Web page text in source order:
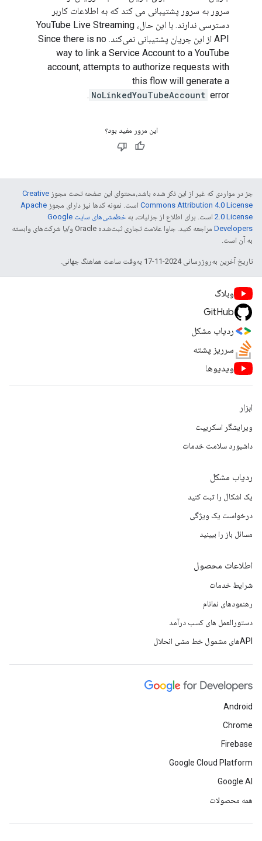
سرور به سرور پشتیبانی می کند که به اطلاعات کاربر
دسترسی ندارند. با این حال، YouTube Live Streaming
API از این جریان پشتیبانی نمی‌کند. Since there is no
way to link a Service Account to a YouTube
account, attempts to authorize requests with
this flow will generate a
NoLinkedYouTubeAccount error.
این مرور مفید بود؟
جز در مواردی که غیر از این ذکر شده باشد،‌محتوای این صفحه تحت مجوز Creative
Commons Attribution 4.0 License است. نمونه کدها نیز دارای مجوز Apache
2.0 License است. برای اطلاع از جزئیات، به
خطمشی‌های سایت Google
Developers‏
مراجعه کنید. جاوا علامت تجاری ثبت‌شده Oracle و/یا شرکت‌های وابسته
به آن است.
تاریخ آخرین به‌روزرسانی 2024-11-17 به‌وقت ساعت هماهنگ جهانی.
وبلاگ
GitHub
ردیاب مشکل
سرریز پشته
ویدیوها
ابزار
ویرایشگر اسکریپت
داشبورد سلامت خدمات
ردیاب مشکل
یک اشکال را ثبت کنید
درخواست یک ویژگی
مسائل باز را ببینید
اطلاعات محصول
شرایط خدمات
رهنمودهای نمانام
دستورالعمل های کسب درآمد
APIهای مشمول خط مشی انحلال
Android
Chrome
Firebase
Google Cloud Platform
Google AI
همه محصولات